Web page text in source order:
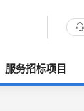
服务招标项目